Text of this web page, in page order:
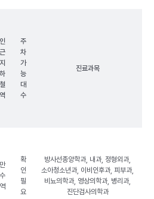
인
근
지
하
철
역
주
차
가
능
대
수
진료과목
만
수
역
확
인
필
요
방사선종양학과, 내과, 정형외과,
소아청소년과, 이비인후과, 피부과,
비뇨의학과, 영상의학과, 병리과,
진단검사의학과